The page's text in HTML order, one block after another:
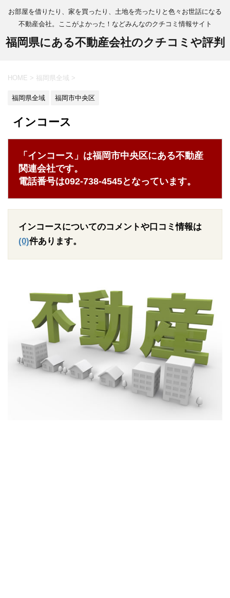
お部屋を借りたり、家を買ったり、土地を売ったりと色々お世話になる
不動産会社。ここがよかった！などみんなのクチコミ情報サイト
福岡県にある不動産会社のクチコミや評判
HOME > 福岡県全域 >
福岡県全域 福岡市中央区
インコース
「インコース」は福岡市中央区にある不動産
関連会社です。
電話番号は092-738-4545となっています。
インコースについてのコメントや口コミ情報は
(0)件あります。